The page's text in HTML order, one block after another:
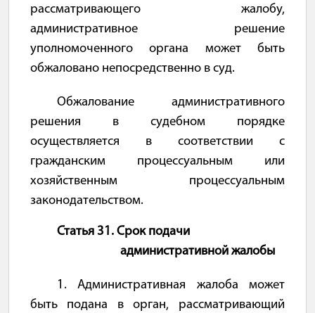
рассматривающего жалобу,
административное решение
уполномоченного органа может быть
обжаловано непосредственно в суд.
Обжалование административного
решения в судебном порядке
осуществляется в соответствии с
гражданским процессуальным или
хозяйственным процессуальным
законодательством.
Статья 31. Срок подачи
административной жалобы
1. Административная жалоба может
быть подана в орган, рассматривающий